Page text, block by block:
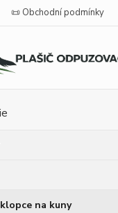
📜 Obchodní podmínky
na kuny